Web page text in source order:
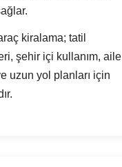
kiralama; tatil
şehir içi kullanım, aile
uzun yol planları için